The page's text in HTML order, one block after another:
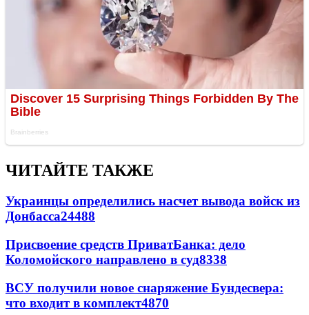
ЧИТАЙТЕ ТАКЖЕ
Украинцы определились насчет вывода войск из
Донбасса24488
Присвоение средств ПриватБанка: дело
Коломойского направлено в суд8338
ВСУ получили новое снаряжение Бундесвера:
что входит в комплект4870